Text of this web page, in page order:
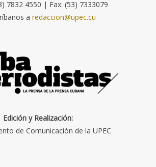
7832 4550 | Fax: (53) 7333079
a redaccion@upec.cu
Edición y Realización:
de Comunicación de la UPEC